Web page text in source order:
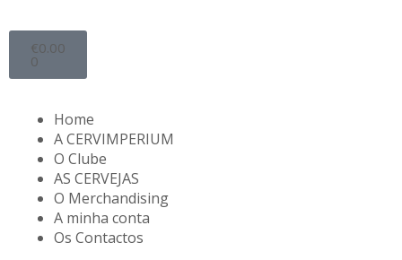
€0.00
0
Home
A CERVIMPERIUM
O Clube
AS CERVEJAS
O Merchandising
A minha conta
Os Contactos